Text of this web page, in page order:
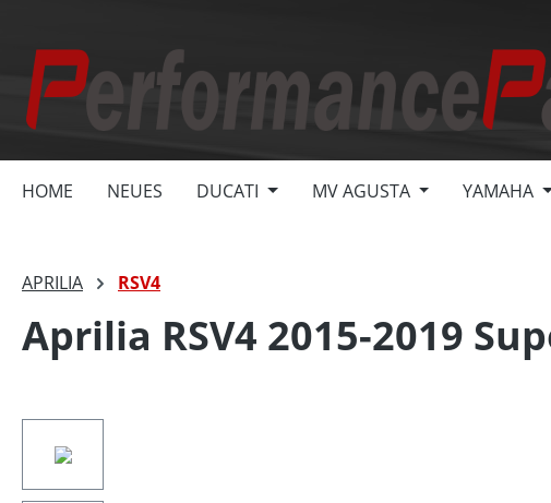
HOME NEUES DUCATI MV AGUSTA YAMAHA
APRILIA RSV4
Aprilia RSV4 2015-2019